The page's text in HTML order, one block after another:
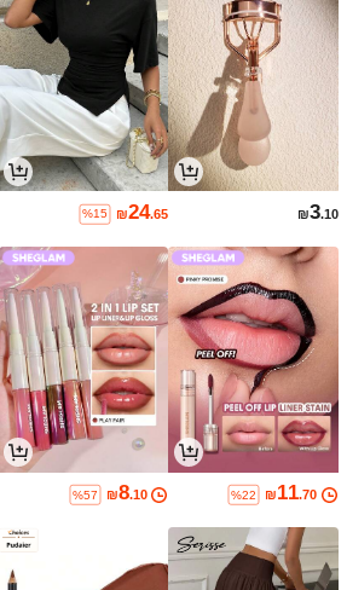
₪3.10
₪24.65
%15
₪11.70
%22
₪8.10
%57